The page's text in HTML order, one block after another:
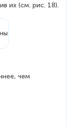
их (см. рис. 18).
чем